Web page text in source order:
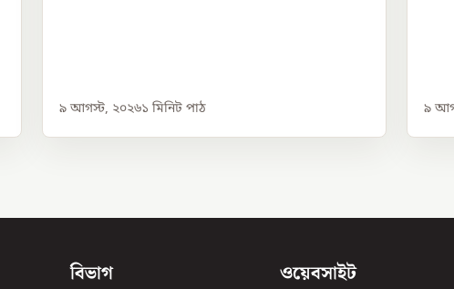
৯ আগস্ট, ২০২৬১ মিনিট পাঠ ৯
বিভাগ ওয়েবসাইট